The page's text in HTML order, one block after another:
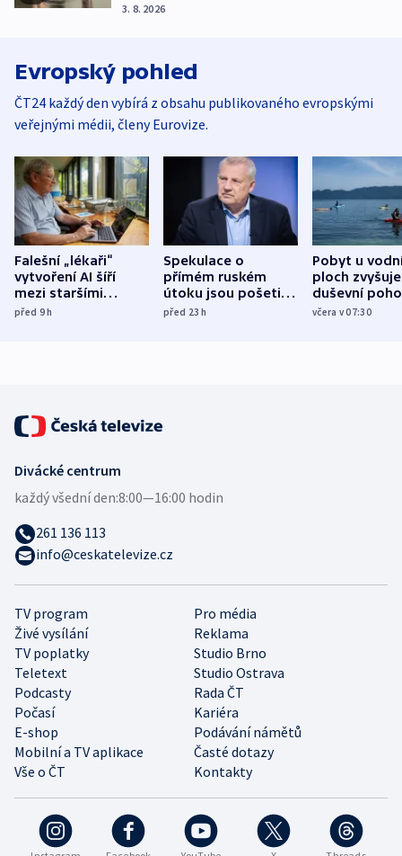
3. 8. 2026
Evropský pohled
ČT24 každý den vybírá z obsahu publikovaného evropskými
veřejnými médii, členy Eurovize.
Falešní „lékaři“
vytvoření AI šíří
mezi staršími
Poláky nebezpečné
před 9h
Spekulace o
přímém ruském
útoku jsou pošetilé,
míní estonský
před 23h
Pobyt u
ploch zvyšuje
duševní
ukázala
včera v 07:30
TV program
Pro média
Živé vysílání
Reklama
TV poplatky
Studio Brno
Teletext
Studio Ostrava
Podcasty
Rada ČT
Počasí
Kariéra
E-shop
Podávání námětů
Mobilní a TV aplikace
Časté dotazy
Vše o ČT
Kontakty
Divácké centrum
každý všední den:8:00—16:00 hodin
261 136 113
info@ceskatelevize.cz